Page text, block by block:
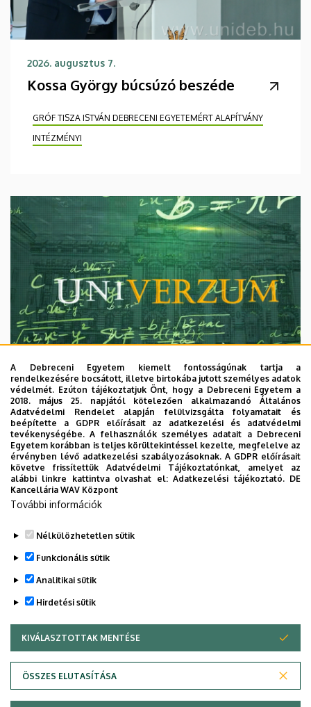
2026. augusztus 7.
Kossa György búcsúzó beszéde
GRÓF TISZA ISTVÁN DEBRECENI EGYETEMÉRT ALAPÍTVÁNY
INTÉZMÉNYI
2026. augusztus 7.
Univerzum: A Debreceni Egyetem
titkos receptjei
KUTATÁS TUDOMÁNY
Adatvédelem
A Debreceni Egyetem kiemelt fontosságúnak tartja a
rendelkezésére bocsátott, illetve birtokába jutott személyes adatok
védelmét. Ezúton tájékoztatjuk Önt, hogy a Debreceni Egyetem a
2018. május 25. napjától kötelezően alkalmazandó Általános
Adatvédelmi Rendelet alapján felülvizsgálta folyamatait és
beépítette a GDPR előírásait az adatkezelési és adatvédelmi
tevékenységébe. A felhasználók személyes adatait a Debreceni
Egyetem korábban is teljes körültekintéssel kezelte, megfelelve az
érvényben lévő adatkezelési szabályozásoknak. A GDPR előírásait
követve frissítettük Adatvédelmi Tájékoztatónkat, amelyet az
alábbi linkre kattintva olvashat el:Adatkezelési tájékoztató. DE
Kancellária WAV Központ
További információk
Nélkülözhetetlen sütik
Funkcionális sütik
Analitikai sütik
Hirdetési sütik
KIVÁLASZTOTTAK MENTÉSE
ÖSSZES ELUTASÍTÁSA
WITHDRAW CONSENT